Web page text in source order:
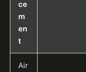
ce
m
en
t
Air